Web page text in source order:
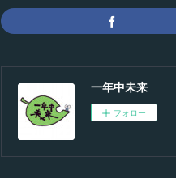
一年中未来
フォロー